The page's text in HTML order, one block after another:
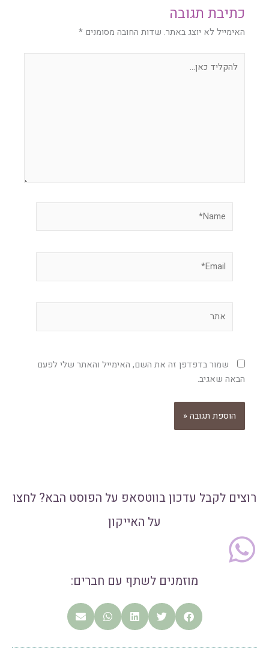
כתיבת תגובה
האימייל לא יוצג באתר. שדות החובה מסומנים *
כאן...
שמור בדפדפן זה את השם, האימייל והאתר שלי לפעם
הבאה שאגיב.
רוצים לקבל עדכון בווטסאפ על הפוסט הבא? לחצו
על האייקון
מוזמנים לשתף עם חברים: